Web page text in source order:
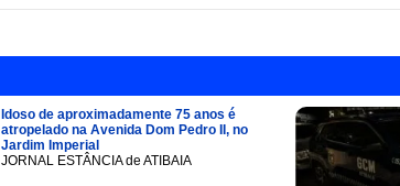
Idoso de aproximadamente 75 anos é
atropelado na Avenida Dom Pedro II, no
Jardim Imperial
JORNAL ESTÂNCIA de ATIBAIA